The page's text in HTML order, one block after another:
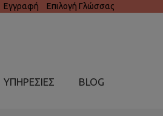
Εγγραφή Επιλογή Γλώσσας
ΥΠΗΡΕΣΊΕΣ BLOG